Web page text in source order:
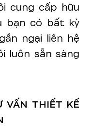
cung cấp hữu
bạn có bất kỳ
ngại liên hệ
luôn sẵn sàng
VẤN THIẾT KẾ